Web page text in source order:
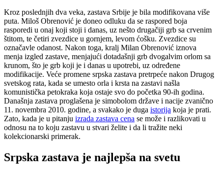
Kroz poslednjih dva veka, zastava Srbije je bila modifikovana više
puta. Miloš Obrenović je doneo odluku da se raspored boja
rasporedi u onaj koji stoji i danas, uz nešto drugačiji grb sa crvenim
štitom, te četiri zvezdice u gornjem, levom ćošku. Zvezdice su
označavle odanost. Nakon toga, kralj Milan Obrenović iznova
menja izgled zastave, menjajući dotadašnji grb dvogalvim orlom sa
krunom, što je grb koji je i danas u upotrebi, uz određene
modifikacije. Veće promene srpska zastava pretrpeće nakon Drugog
svetskog rata, kada se umesto orla i krsta na zastavi našla
komunistička petokraka koja ostaje svo do početka 90-ih godina.
Današnja zastava proglašena je simobolom države i nacije zvanično
11. novembra 2010. godine, a svakako je duga istorija koja je prati.
Zato, kada je u pitanju izrada zastava cena se može i razlikovati u
odnosu na to koju zastavu u stvari želite i da li tražite neki
kolekcionarski primerak.
Srpska zastava je najlepša na svetu